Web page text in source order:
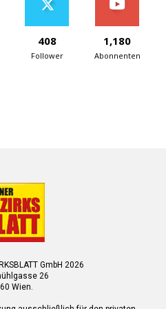
408
Follower
1,180
Abonnenten
GmbH 2026
26
Wien.